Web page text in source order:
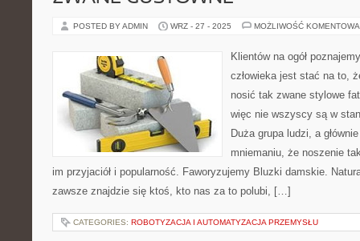
POSTED BY ADMIN WRZ - 27 - 2025 MOŻLIWOŚĆ
Klientów na ogół
człowieka jest stać na to,
nosić tak zwane stylowe
więc nie wszyscy są w
Duża grupa ludzi, a
mniemaniu, że noszenie
im przyjaciół i popularność. Faworyzujemy Bluzki damskie.
zawsze znajdzie się ktoś, kto nas za to polubi, […]
CATEGORIES: ROBOTYZACJA I AUTOMATYZACJA PRZEMYSŁU